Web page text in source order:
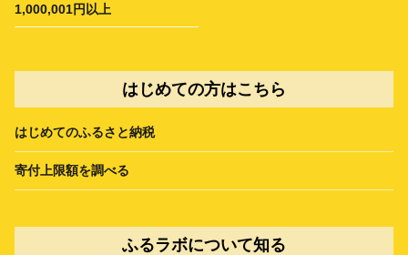
1,000,001円以上
はじめての方はこちら
はじめてのふるさと納税
寄付上限額を調べる
ふるラボについて知る